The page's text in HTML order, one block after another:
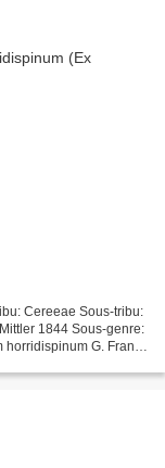
Cereeae Sous-tribu:
1844 Sous-genre:
horridispinum G. Frank